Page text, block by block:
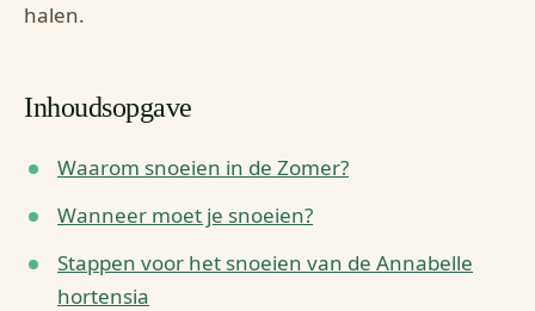
halen.
Inhoudsopgave
Waarom snoeien in de Zomer?
Wanneer moet je snoeien?
Stappen voor het snoeien van de Annabelle
hortensia